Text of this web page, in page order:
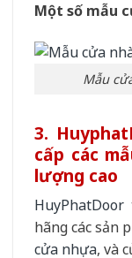
Một số mẫu
Mẫu
3.
cấp các
lượng cao
HuyPhatDoor
hãng các sản
cửa nhựa, và